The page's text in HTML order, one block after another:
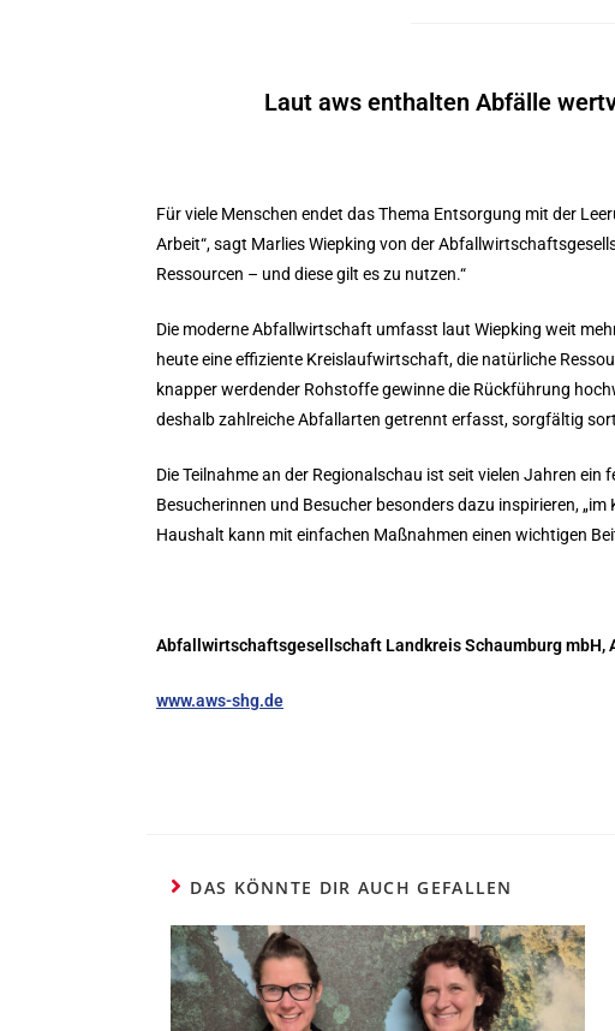
Laut aws enthalten Abfälle
Für viele Menschen endet das Thema Entsorgung mit der
Arbeit“, sagt Marlies Wiepking von der
Ressourcen – und diese gilt es zu nutzen.“
Die moderne Abfallwirtschaft umfasst laut Wiepking weit
heute eine effiziente Kreislaufwirtschaft, die natürliche
knapper werdender Rohstoffe gewinne die Rückführung
deshalb zahlreiche Abfallarten getrennt erfasst, sorgfältig
Die Teilnahme an der Regionalschau ist seit vielen Jahren
Besucherinnen und Besucher besonders dazu inspirieren,
Haushalt kann mit einfachen Maßnahmen einen wichtigen
Abfallwirtschaftsgesellschaft Landkreis Schaumburg mbH,
www.aws-shg.de
DAS KÖNNTE DIR AUCH GEFALLEN